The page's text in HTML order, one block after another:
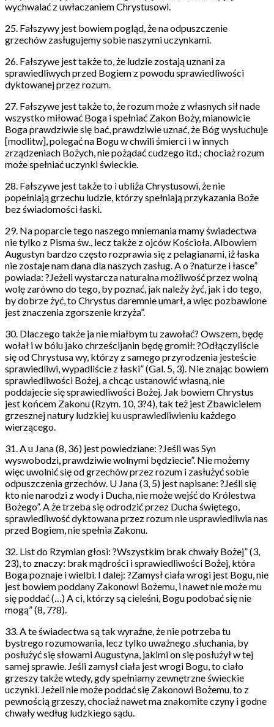
wychwalać z uwłaczaniem Chrystusowi.
25. Fałszywy jest bowiem pogląd, że na odpuszczenie
grzechów zasługujemy sobie naszymi uczynkami.
26. Fałszywe jest także to, że ludzie zostają uznani za
sprawiedliwych przed Bogiem z powodu sprawiedliwości
dyktowanej przez rozum.
27. Fałszywe jest także to, że rozum może z własnych sił nade
wszystko miłować Boga i spełniać Zakon Boży, mianowicie
Boga prawdziwie się bać, prawdziwie uznać, że Bóg wysłuchuje
[modlitw], polegać na Bogu w chwili śmierci i w innych
zrządzeniach Bożych, nie pożądać cudzego itd.; chociaż rozum
może spełniać uczynki świeckie.
28. Fałszywe jest także to i ubliża Chrystusowi, że nie
popełniają grzechu ludzie, którzy spełniają przykazania Boże
bez świadomości łaski.
29. Na poparcie tego naszego mniemania mamy świadectwa
nie tylko z Pisma św., lecz także z ojców Kościoła. Albowiem
Augustyn bardzo często rozprawia się z pelagianami, iż łaska
nie zostaje nam dana dla naszych zasług. A o ?naturze i łasce”
powiada: ?Jeżeli wystarcza naturalna możliwość przez wolną
wolę zarówno do tego, by poznać, jak należy żyć, jak i do tego,
by dobrze żyć, to Chrystus daremnie umarł, a więc pozbawione
jest znaczenia zgorszenie krzyża”.
30. Dlaczego także ja nie miałbym tu zawołać? Owszem, będę
wołał i w bólu jako chrześcijanin będę gromił: ?Odłączyliście
się od Chrystusa wy, którzy z samego przyrodzenia jesteście
sprawiedliwi, wypadliście z łaski” (Gal. 5, 3). Nie znając bowiem
sprawiedliwości Bożej, a chcąc ustanowić własną, nie
poddajecie się sprawiedliwości Bożej. Jak bowiem Chrystus
jest końcem Zakonu (Rzym. 10, 3?4), tak też jest Zbawicielem
grzesznej natury ludzkiej ku usprawiedliwieniu każdego
wierzącego.
31. A u Jana (8, 36) jest powiedziane: ?Jeśli was Syn
wyswobodzi, prawdziwie wolnymi będziecie”. Nie możemy
więc uwolnić się od grzechów przez rozum i zasłużyć sobie
odpuszczenia grzechów. U Jana (3, 5) jest napisane: ?Jeśli się
kto nie narodzi z wody i Ducha, nie może wejść do Królestwa
Bożego”. A że trzeba się odrodzić przez Ducha świętego,
sprawiedliwość dyktowana przez rozum nie usprawiedliwia nas
przed Bogiem, nie spełnia Zakonu.
32. List do Rzymian głosi: ?Wszystkim brak chwały Bożej” (3,
23), to znaczy: brak mądrości i sprawiedliwości Bożej, która
Boga poznaje i wielbi. I dalej: ?Zamysł ciała wrogi jest Bogu, nie
jest bowiem poddany Zakonowi Bożemu, i nawet nie może mu
się poddać (…) A ci, którzy są cieleśni, Bogu podobać się nie
mogą” (8, 7?8).
33. A te świadectwa są tak wyraźne, że nie potrzeba tu
bystrego rozumowania, lecz tylko uważnego .słuchania, by
posłużyć się słowami Augustyna, jakimi on się posłużył w tej
samej sprawie. Jeśli zamysł ciała jest wrogi Bogu, to ciało
grzeszy także wtedy, gdy spełniamy zewnętrzne świeckie
uczynki. Jeżeli nie może poddać się Zakonowi Bożemu, to z
pewnością grzeszy, chociaż nawet ma znakomite czyny i godne
chwały według ludzkiego sądu.